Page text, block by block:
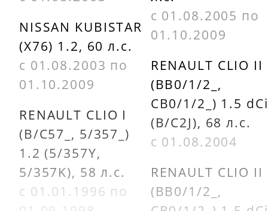
NISSAN KUBISTAR
(X76) 1.2, 60 л.с.
с 01.08.2003 по
01.10.2009
RENAULT CLIO I
(B/C57_, 5/357_)
1.2 (5/357Y,
5/357K), 58 л.с.
с 01.01.1996 по
с 01.08.2005 по
01.10.2009
RENAULT CLIO II
(BB0/1/2_,
CB0/1/2_) 1.5 dCi
(B/C2J), 68 л.с.
с 01.08.2004
RENAULT CLIO II
(BB0/1/2_,